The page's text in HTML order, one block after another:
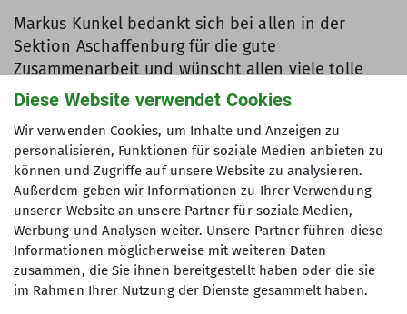
Markus Kunkel bedankt sich bei allen in der
Sektion Aschaffenburg für die gute
Zusammenarbeit und wünscht allen viele tolle
Erlebnisse, Gesundheit, Glück, Sonnenschein und
Sigrid Trauthwein
Aktuelles
Diese Website verwendet Cookies
Wir verwenden Cookies, um Inhalte und Anzeigen zu
personalisieren, Funktionen für soziale Medien anbieten zu
können und Zugriffe auf unsere Website zu analysieren.
Außerdem geben wir Informationen zu Ihrer Verwendung
unserer Website an unsere Partner für soziale Medien,
Werbung und Analysen weiter. Unsere Partner führen diese
Informationen möglicherweise mit weiteren Daten
zusammen, die Sie ihnen bereitgestellt haben oder die sie
im Rahmen Ihrer Nutzung der Dienste gesammelt haben.